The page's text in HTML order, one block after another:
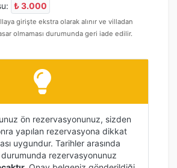
₺ 3.000
girişte ekstra olarak alınır ve villadan
olmaması durumunda geri iade edilir.
ön rezervasyonunuz, sizden
yapılan rezervasyona dikkat
uygundur. Tarihler arasında
durumunda rezervasyonunuz